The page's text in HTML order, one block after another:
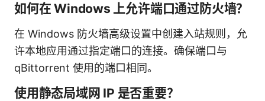
如何在 Windows 上允许端口通过防火墙？
在 Windows 防火墙高级设置中创建入站规则，允
许本地应用通过指定端口的连接。确保端口与
qBittorrent 使用的端口相同。
使用静态局域网 IP 是否重要？